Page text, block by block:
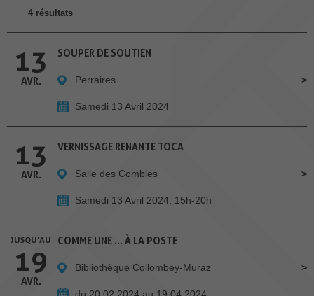
4 résultats
13
AVR.
SOUPER DE SOUTIEN
Perraires
Samedi 13 Avril 2024
13
AVR.
VERNISSAGE RENANTE TOCA
Salle des Combles
Samedi 13 Avril 2024, 15h-20h
JUSQU'AU
19
AVR.
COMME UNE … À LA POSTE
Bibliothèque Collombey-Muraz
du 20.02.2024 au 19.04.2024